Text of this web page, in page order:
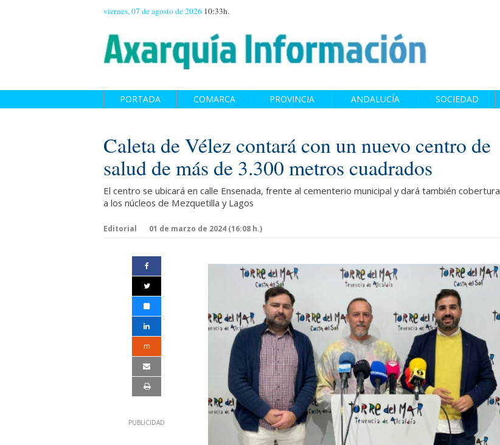
viernes, 07 de agosto de 2026 10:33h.
PORTADA COMARCA PROVINCIA ANDALUCÍA SOCIEDAD
Caleta de Vélez contará con un nuevo centro de
salud de más de 3.300 metros cuadrados
El centro se ubicará en calle Ensenada, frente al cementerio municipal y dará también cobertura
a los núcleos de Mezquetilla y Lagos
Editorial 01 de marzo de 2024 (16:08 h.)
m